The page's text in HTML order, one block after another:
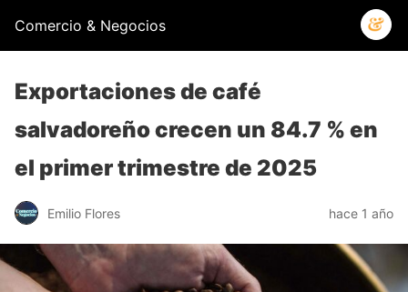
Comercio & Negocios
Exportaciones de café
salvadoreño crecen un 84.7 % en
el primer trimestre de 2025
Emilio Flores hace 1 año